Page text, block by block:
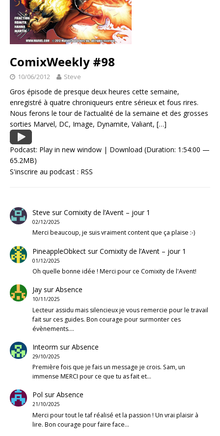
ComixWeekly #98
10/06/2012 Steve
Gros épisode de presque deux heures cette semaine,
enregistré à quatre chroniqueurs entre sérieux et fous rires.
Nous ferons le tour de l’actualité de la semaine et des grosses
sorties Marvel, DC, Image, Dynamite, Valiant, […]
Podcast: Play in new window | Download (Duration: 1:54:00 —
65.2MB)
S'inscrire au podcast : RSS
Steve surComixity de l’Avent – jour 1
02/12/2025
Merci beaucoup, je suis vraiment content que ça plaise :-)
PineappleObkectsurComixity de l’Avent – jour 1
01/12/2025
Oh quelle bonne idée ! Merci pour ce Comixity de l'Avent!
JaysurAbsence
10/11/2025
Lecteur assidu mais silencieux je vous remercie pour le travail
fait sur ces guides. Bon courage pour surmonter ces
évènements.…
Inteorm surAbsence
29/10/2025
Première fois que je fais un message je crois. Sam, un
immense MERCI pour ce que tu as fait et…
Pol surAbsence
21/10/2025
Merci pour tout le taf réalisé et la passion ! Un vrai plaisir à
lire. Bon courage pour faire face…